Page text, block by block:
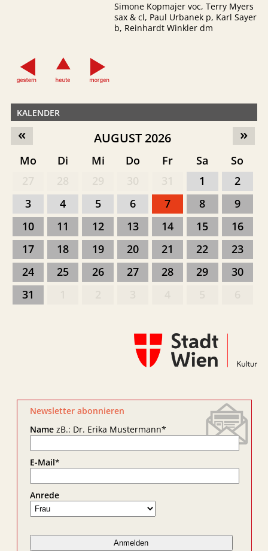
Simone Kopmajer voc, Terry Myers
sax & cl, Paul Urbanek p, Karl Sayer
b, Reinhardt Winkler dm
KALENDER
»
« AUGUST 2026
Mo Di Mi Do Fr Sa
So
1
2
3
4 5 6 7 8
9
10
11 12 13 14 15
16
17
18 19 20 21 22
23
24
25 26 27 28 29
30
31
Newsletter abonnieren
NamezB.: Dr. Erika Mustermann*
E-Mail*
Anrede